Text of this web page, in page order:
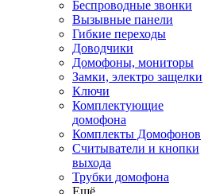
Беспроводные звонки
Вызывные панели
Гибкие переходы
Доводчики
Домофоны, мониторы
Замки, электро защелки
Ключи
Комплектующие
домофона
Комплекты Домофонов
Считыватели и кнопки
выхода
Трубки домофона
Ещё